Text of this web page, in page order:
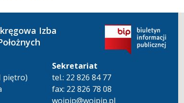
Izba
piętro)
Sekretariat
tel.: 22 826 84 77
fax: 22 826 78 08
woipip@woipip.pl